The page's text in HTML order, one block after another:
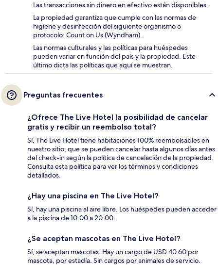
Las transacciones sin dinero en efectivo están disponibles.
La propiedad garantiza que cumple con las normas de
higiene y desinfección del siguiente organismo o
protocolo: Count on Us (Wyndham).
Las normas culturales y las políticas para huéspedes
pueden variar en función del país y la propiedad. Este
último dicta las políticas que aquí se muestran.
Preguntas frecuentes
¿Ofrece The Live Hotel la posibilidad de cancelar
gratis y recibir un reembolso total?
Sí, The Live Hotel tiene habitaciones 100% reembolsables en
nuestro sitio, que se pueden cancelar hasta algunos días antes
del check-in según la política de cancelación de la propiedad.
Consulta esta política para ver los términos y condiciones
detallados.
¿Hay una piscina en The Live Hotel?
Sí, hay una piscina al aire libre. Los huéspedes pueden acceder
a la piscina de 10:00 a 20:00.
¿Se aceptan mascotas en The Live Hotel?
Sí, se aceptan mascotas. Hay un cargo de USD 40.60 por
mascota, por estadía. Sin cargos por animales de servicio.